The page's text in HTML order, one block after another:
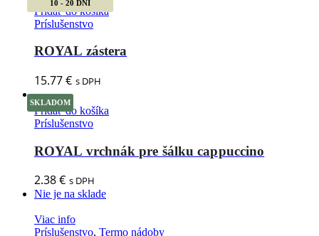
10 - 20 DNÍ
Pridať do košíka
Príslušenstvo
ROYAL zástera
15.77€ s DPH
SKLADOM
Pridať do košíka
Príslušenstvo
ROYAL vrchnák pre šálku cappuccino
2.38€ s DPH
Nie je na sklade
Viac info
Príslušenstvo, Termo nádoby